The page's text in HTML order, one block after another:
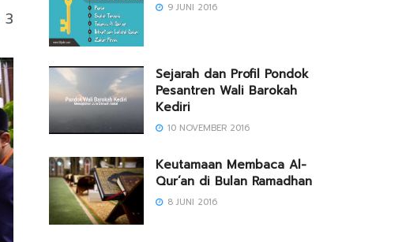
3
9 JUNI 2016
Sejarah dan Profil Pondok
Pesantren Wali Barokah
Kediri
10 NOVEMBER 2016
Keutamaan Membaca Al-
Qur’an di Bulan Ramadhan
8 JUNI 2016